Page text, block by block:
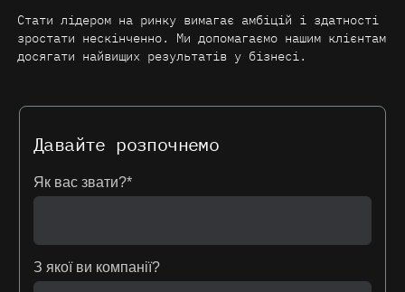
Стати лідером на ринку вимагає амбіцій і здатності
зростати нескінченно. Ми допомагаємо нашим клієнтам
досягати найвищих результатів у бізнесі.
Давайте розпочнемо
Як вас звати?*
З якої ви компанії?